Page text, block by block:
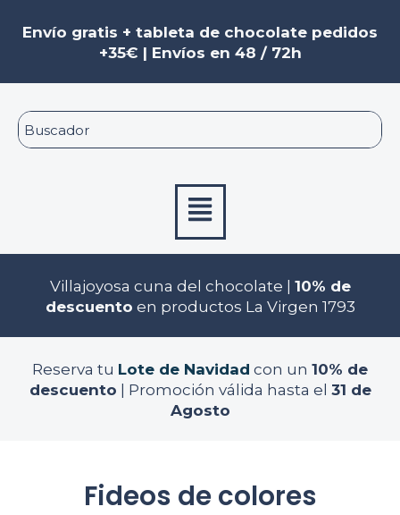
Envío gratis + tableta de chocolate pedidos
+35€ | Envíos en 48 / 72h
Menú
Villajoyosa cuna del chocolate | 10% de
descuento en productos La Virgen 1793
Reserva tu Lote de Navidad con un 10% de
descuento | Promoción válida hasta el 31 de
Agosto
Fideos de colores